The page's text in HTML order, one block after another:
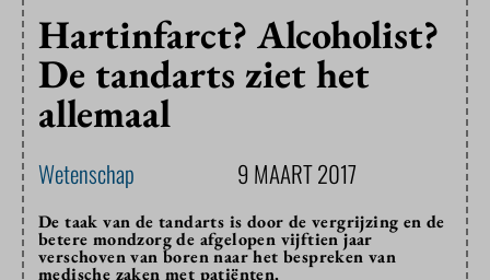
Hartinfarct? Alcoholist?
De tandarts ziet het
allemaal
Wetenschap 9 MAART 2017
De taak van de tandarts is door de vergrijzing en de
betere mondzorg de afgelopen vijftien jaar
verschoven van boren naar het bespreken van
medische zaken met patiënten.